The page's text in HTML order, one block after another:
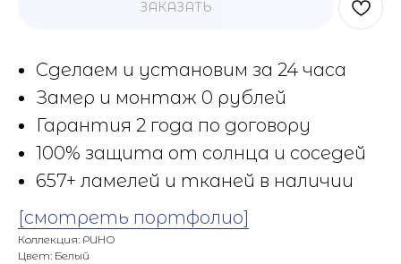
ЗАКАЗАТЬ
Сделаем и установим за 24 часа
Замер и монтаж 0 рублей
Гарантия 2 года по договору
100% защита от солнца и соседей
657+ ламелей и тканей в наличии
[смотреть портфолио]
Коллекция: РИНО
Цвет: Белый